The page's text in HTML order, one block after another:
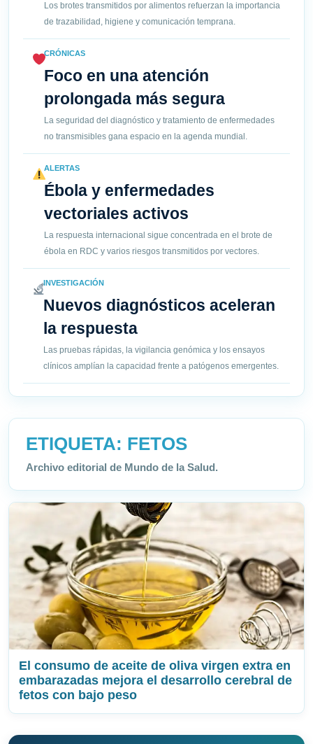
Los brotes transmitidos por alimentos refuerzan la importancia
de trazabilidad, higiene y comunicación temprana.
CRÓNICAS
Foco en una atención
prolongada más segura
La seguridad del diagnóstico y tratamiento de enfermedades
no transmisibles gana espacio en la agenda mundial.
ALERTAS
Ébola y enfermedades
vectoriales activos
La respuesta internacional sigue concentrada en el brote de
ébola en RDC y varios riesgos transmitidos por vectores.
INVESTIGACIÓN
Nuevos diagnósticos aceleran
la respuesta
Las pruebas rápidas, la vigilancia genómica y los ensayos
clínicos amplían la capacidad frente a patógenos emergentes.
ETIQUETA: FETOS
Archivo editorial de Mundo de la Salud.
El consumo de aceite de oliva virgen extra en
embarazadas mejora el desarrollo cerebral de
fetos con bajo peso